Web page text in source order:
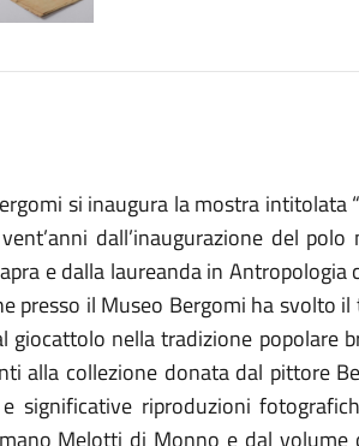
si inaugura la mostra intitolata
dall’inaugurazione del polo
e dalla laureanda in Antropologia
presso il Museo Bergomi ha svolto
nella tradizione popolare
alla collezione donata dal pittore
significative riproduzioni
Melotti di Monno e dal